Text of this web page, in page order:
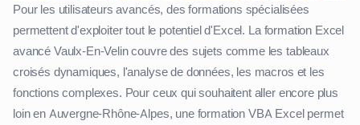
Pour les utilisateurs avancés, des formations spécialisées
permettent d'exploiter tout le potentiel d'Excel. La formation Excel
avancé Vaulx-En-Velin couvre des sujets comme les tableaux
croisés dynamiques, l'analyse de données, les macros et les
fonctions complexes. Pour ceux qui souhaitent aller encore plus
loin en Auvergne-Rhône-Alpes, une formation VBA Excel permet